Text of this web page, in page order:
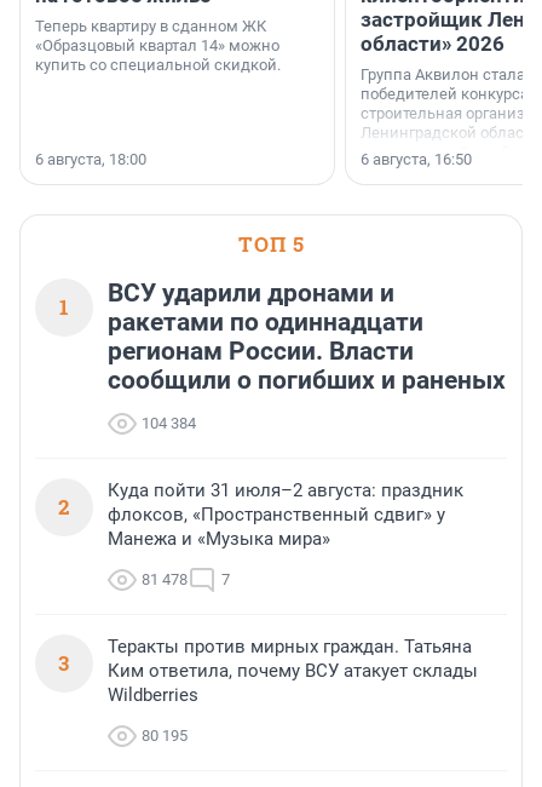
Теперь квартиру в сданном ЖК
«Образцовый квартал 14» можно
купить со специальной скидкой.
6 августа, 18:00
застройщик
области» 2026
Группа Аквилон стала
победителей конкурса
строительная
Ленинградской области
номинации «Самый
застройщик
области».
6 августа, 16:50
ТОП 5
1
ВСУ ударили дронами и
ракетами по одиннадцати
регионам России. Власти
сообщили о погибших и раненых
104 384
2
Куда пойти 31 июля–2 августа: праздник
флоксов, «Пространственный сдвиг» у
Манежа и «Музыка мира»
81 478 7
3
Теракты против мирных граждан. Татьяна
Ким ответила, почему ВСУ атакует склады
Wildberries
80 195